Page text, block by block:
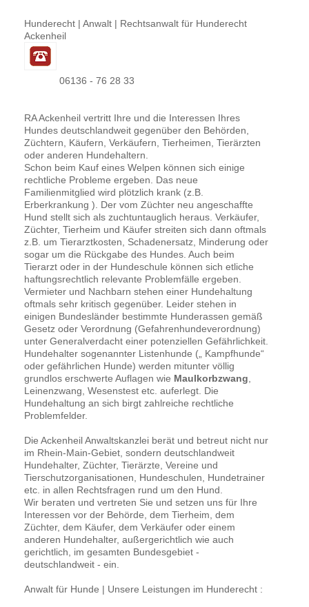
Hunderecht | Anwalt | Rechtsanwalt für Hunderecht
Ackenheil
06136 - 76 28 33
RA Ackenheil vertritt Ihre und die Interessen Ihres
Hundes deutschlandweit gegenüber den Behörden,
Züchtern, Käufern, Verkäufern, Tierheimen, Tierärzten
oder anderen Hundehaltern.
Schon beim Kauf eines Welpen können sich einige
rechtliche Probleme ergeben. Das neue
Familienmitglied wird plötzlich krank (z.B.
Erberkrankung ). Der vom Züchter neu angeschaffte
Hund stellt sich als zuchtuntauglich heraus. Verkäufer,
Züchter, Tierheim und Käufer streiten sich dann oftmals
z.B. um Tierarztkosten, Schadenersatz, Minderung oder
sogar um die Rückgabe des Hundes. Auch beim
Tierarzt oder in der Hundeschule können sich etliche
haftungsrechtlich relevante Problemfälle ergeben.
Vermieter und Nachbarn stehen einer Hundehaltung
oftmals sehr kritisch gegenüber. Leider stehen in
einigen Bundesländer bestimmte Hunderassen gemäß
Gesetz oder Verordnung (Gefahrenhundeverordnung)
unter Generalverdacht einer potenziellen Gefährlichkeit.
Hundehalter sogenannter Listenhunde („ Kampfhunde“
oder gefährlichen Hunde) werden mitunter völlig
grundlos erschwerte Auflagen wie Maulkorbzwang
Leinenzwang, Wesenstest etc. auferlegt. Die
Hundehaltung an sich birgt zahlreiche rechtliche
Problemfelder.
Die Ackenheil Anwaltskanzlei berät und betreut nicht nur
im Rhein-Main-Gebiet, sondern deutschlandweit
Hundehalter, Züchter, Tierärzte, Vereine und
Tierschutzorganisationen, Hundeschulen, Hundetrainer
etc. in allen Rechtsfragen rund um den Hund.
Wir beraten und vertreten Sie und setzen uns für Ihre
Interessen vor der Behörde, dem Tierheim, dem
Züchter, dem Käufer, dem Verkäufer oder einem
anderen Hundehalter, außergerichtlich wie auch
gerichtlich, im gesamten Bundesgebiet -
deutschlandweit - ein.
Anwalt für Hunde | Unsere Leistungen im Hunderecht :